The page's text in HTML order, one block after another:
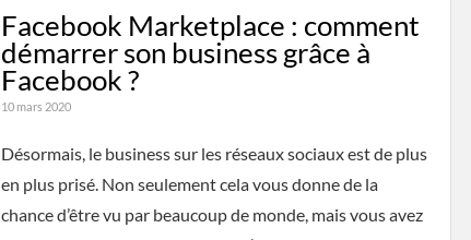
Facebook Marketplace : comment
démarrer son business grâce à
Facebook ?
10 mars 2020
Désormais, le business sur les réseaux sociaux est de plus
en plus prisé. Non seulement cela vous donne de la
chance d’être vu par beaucoup de monde, mais vous avez